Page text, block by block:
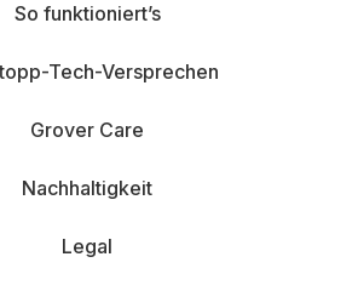
So funktioniert’s
Tech-Versprechen
Grover Care
Nachhaltigkeit
Legal